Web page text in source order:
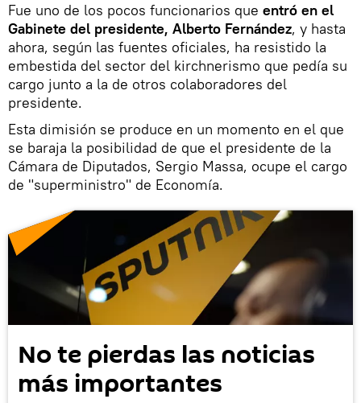
Fue uno de los pocos funcionarios que entró en el
Gabinete del presidente, Alberto Fernández, y hasta
ahora, según las fuentes oficiales, ha resistido la
embestida del sector del kirchnerismo que pedía su
cargo junto a la de otros colaboradores del
presidente.
Esta dimisión se produce en un momento en el que
se baraja la posibilidad de que el presidente de la
Cámara de Diputados, Sergio Massa, ocupe el cargo
de "superministro" de Economía.
No te pierdas las noticias
más importantes